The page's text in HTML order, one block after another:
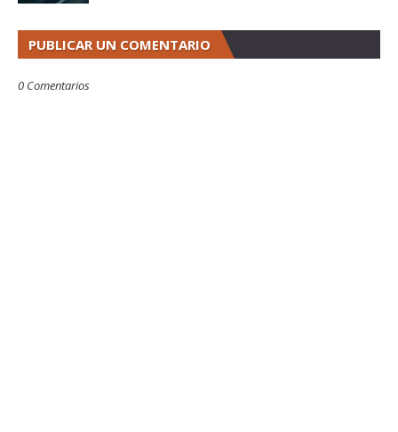
PUBLICAR UN COMENTARIO
0 Comentarios